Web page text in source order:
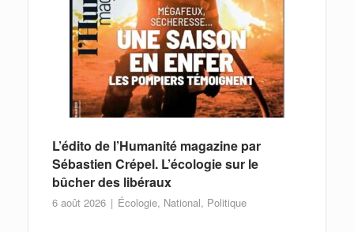
L’édito de l’Humanité magazine par
Sébastien Crépel. L’écologie sur le
bûcher des libéraux
6 août 2026 Écologie, National, Politique